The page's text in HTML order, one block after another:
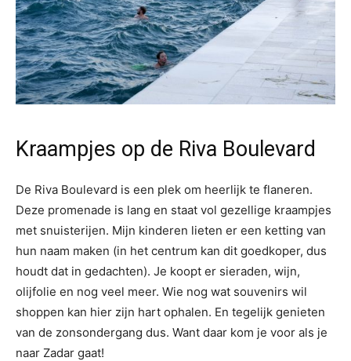
Kraampjes op de Riva Boulevard
De Riva Boulevard is een plek om heerlijk te flaneren.
Deze promenade is lang en staat vol gezellige kraampjes
met snuisterijen. Mijn kinderen lieten er een ketting van
hun naam maken (in het centrum kan dit goedkoper, dus
houdt dat in gedachten). Je koopt er sieraden, wijn,
olijfolie en nog veel meer. Wie nog wat souvenirs wil
shoppen kan hier zijn hart ophalen. En tegelijk genieten
van de zonsondergang dus. Want daar kom je voor als je
naar Zadar gaat!